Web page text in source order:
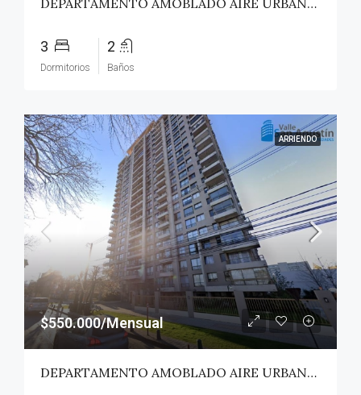
DEPARTAMENTO AMOBLADO AIRE URBANO (PAZ) – TALCA
3
Dormitorios
2
Baños
ARRIENDO
$550.000/Mensual
DEPARTAMENTO AMOBLADO AIRE URBANO (PAZ) – TALCA